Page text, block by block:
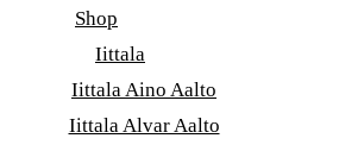
Shop
Iittala
Iittala Aino Aalto
Iittala Alvar Aalto